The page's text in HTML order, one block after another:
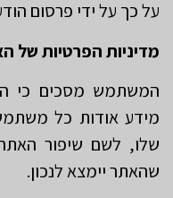
על כך על ידי פרסום
מדיניות הפרטיות של
המשתמש מסכים כי
מידע אודות כל
שלו, לשם שיפור
שהאתר יימצא לנכון.